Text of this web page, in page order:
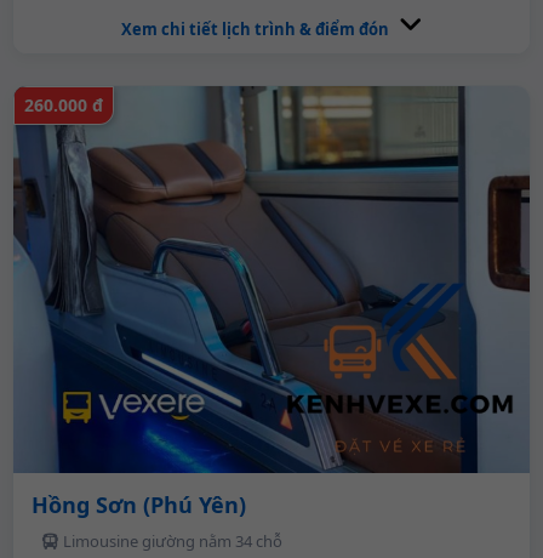
Xem chi tiết lịch trình & điểm đón
260.000 đ
Hồng Sơn (Phú Yên)
Limousine giường nằm 34 chỗ